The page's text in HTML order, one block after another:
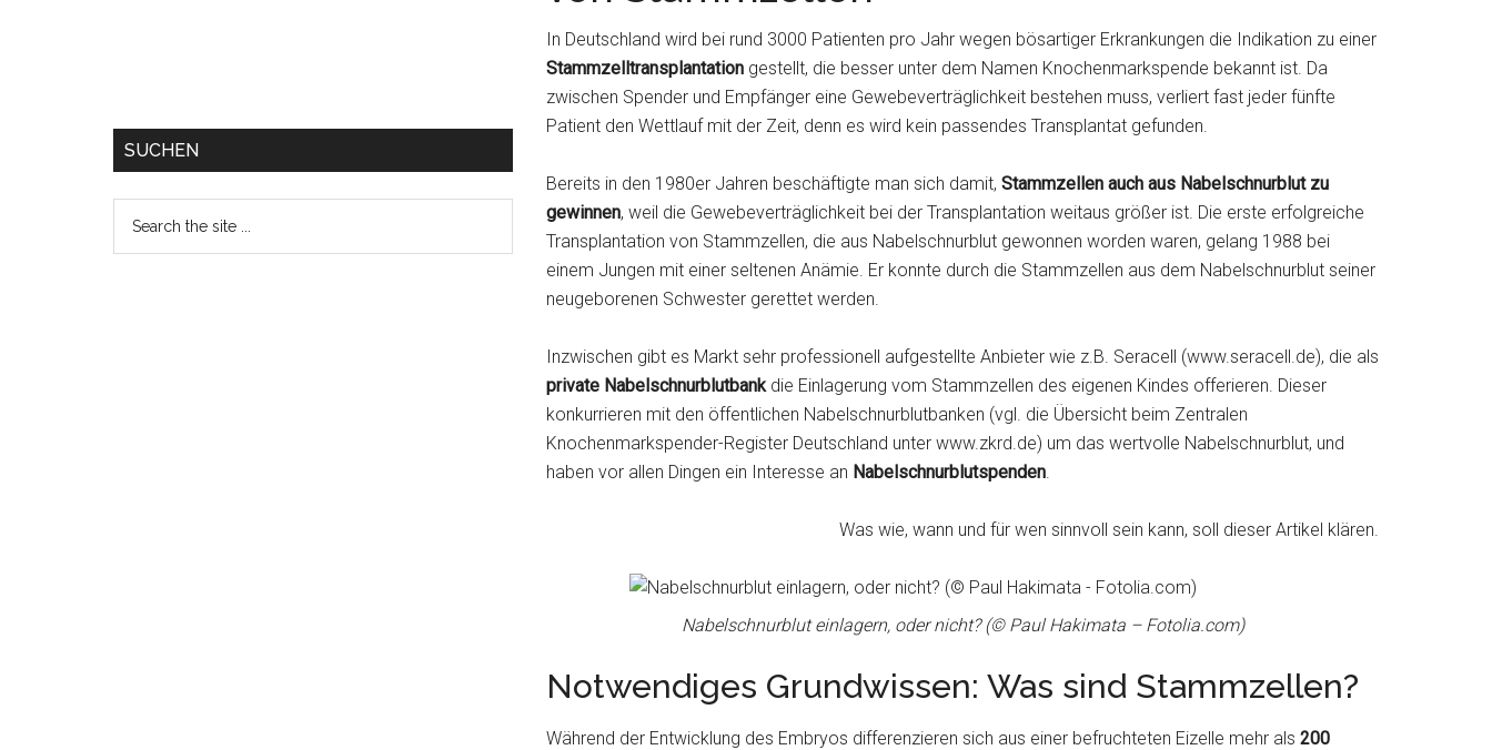
In Deutschland wird bei rund 3000 Patienten pro Jahr wegen bösartiger Erkrankungen die Indikation zu einer
Stammzelltransplantation gestellt, die besser unter dem Namen Knochenmarkspende bekannt ist. Da
zwischen Spender und Empfänger eine Gewebeverträglichkeit bestehen muss, verliert fast jeder fünfte
Patient den Wettlauf mit der Zeit, denn es wird kein passendes Transplantat gefunden.
Bereits in den 1980er Jahren beschäftigte man sich damit, Stammzellen auch aus Nabelschnurblut zu
gewinnen, weil die Gewebeverträglichkeit bei der Transplantation weitaus größer ist. Die erste erfolgreiche
Transplantation von Stammzellen, die aus Nabelschnurblut gewonnen worden waren, gelang 1988 bei
einem Jungen mit einer seltenen Anämie. Er konnte durch die Stammzellen aus dem Nabelschnurblut seiner
neugeborenen Schwester gerettet werden.
Inzwischen gibt es Markt sehr professionell aufgestellte Anbieter wie z.B. Seracell (www.seracell.de), die als
private Nabelschnurblutbankdie Einlagerung vom Stammzellen des eigenen Kindes offerieren. Dieser
konkurrieren mit den öffentlichen Nabelschnurblutbanken (vgl. die Übersicht beim Zentralen
Knochenmarkspender-Register Deutschland unter www.zkrd.de) um das wertvolle Nabelschnurblut, und
haben vor allen Dingen ein Interesse an Nabelschnurblutspenden.
Was wie, wann und für wen sinnvoll sein kann, soll dieser Artikel klären.
Nabelschnurblut einlagern, oder nicht? (© Paul Hakimata – Fotolia.com)
Notwendiges Grundwissen: Was sind Stammzellen?
Während der Entwicklung des Embryos differenzieren sich aus einer befruchteten Eizelle mehr als 200
SUCHEN